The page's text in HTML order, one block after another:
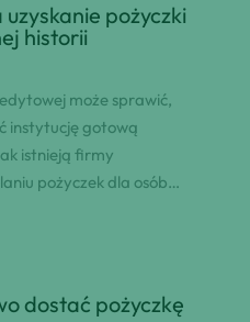
pożyczki
historii
może sprawić,
instytucję gotową
istnieją firmy
pożyczek dla osób…
dostać pożyczkę